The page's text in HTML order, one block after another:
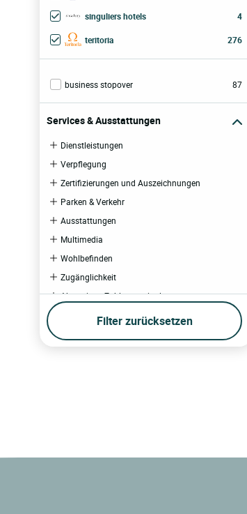
singuliers hotels
4
teritoria 276
business stopover 87
Services & Ausstattungen
Dienstleistungen
Verpflegung
Zertifizierungen und Auszeichnungen
Parken & Verkehr
Ausstattungen
Multimedia
Wohlbefinden
Zugänglichkeit
Akzeptierte Zahlungsmittel
Nachhaltiger Aufenthalt
Filter zurücksetzen